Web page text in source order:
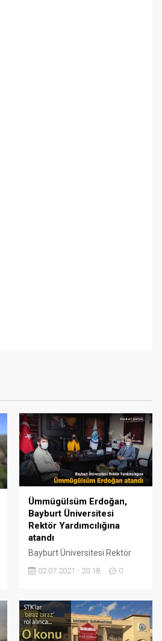
Ümmügülsüm Erdoğan,
Bayburt Üniversitesi
Rektör Yardımcılığına
atandı
Bayburt Üniversitesi Rektör
Ümmügülsüm Erdoğan,
başladı. Programda konuşan
Bayburt Üniversitesi Rektörü
Prof. Dr. Mutlu Türkmen,
Bayburt Üniversitesinde ilk
02.07.2021 - 20:18 0